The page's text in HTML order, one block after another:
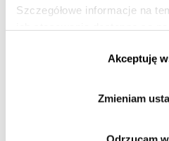
Szczegółowe informacje na
Akceptuję
Zmieniam
MIT Key Insights: Biznes i
99,00 złbrutto